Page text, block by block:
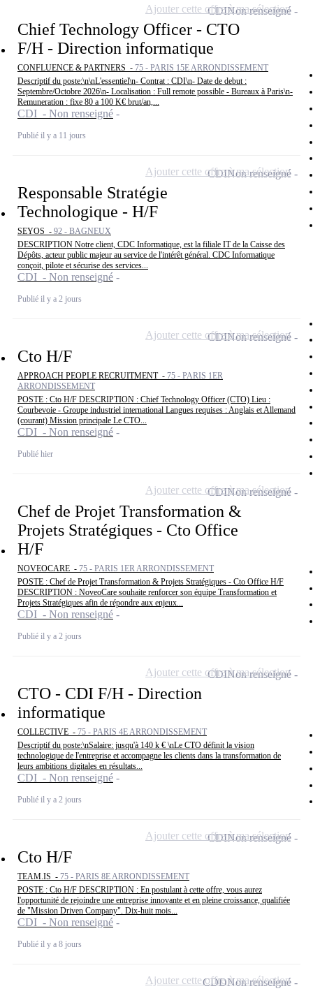
Chief Technology Officer - CTO
F/H - Direction informatique
CONFLUENCE & PARTNERS - 75 - PARIS 15E ARRONDISSEMENT
Descriptif du poste:\n\nL'essentiel\n- Contrat : CDI\n- Date de debut :
Septembre/Octobre 2026\n- Localisation : Full remote possible - Bureaux à Paris\n-
Remuneration : fixe 80 a 100 K€ brut/an,...
CDI - Non renseigné
Publié il y a 11 jours
CDINon renseigné
Ajouter cette offre à ma sélection
Responsable Stratégie
Technologique - H/F
SEYOS - 92 - BAGNEUX
DESCRIPTION Notre client, CDC Informatique, est la filiale IT de la Caisse des
Dépôts, acteur public majeur au service de l'intérêt général. CDC Informatique
conçoit, pilote et sécurise des services...
CDI - Non renseigné
Publié il y a 2 jours
CDINon renseigné
Ajouter cette offre à ma sélection
Cto H/F
APPROACH PEOPLE RECRUITMENT - 75 - PARIS 1ER
ARRONDISSEMENT
POSTE : Cto H/F DESCRIPTION : Chief Technology Officer (CTO) Lieu :
Courbevoie - Groupe industriel international Langues requises : Anglais et Allemand
(courant) Mission principale Le CTO...
CDI - Non renseigné
Publié hier
CDINon renseigné
Ajouter cette offre à ma sélection
Chef de Projet Transformation &
Projets Stratégiques - Cto Office
H/F
NOVEOCARE - 75 - PARIS 1ER ARRONDISSEMENT
POSTE : Chef de Projet Transformation & Projets Stratégiques - Cto Office H/F
DESCRIPTION : NoveoCare souhaite renforcer son équipe Transformation et
Projets Stratégiques afin de répondre aux enjeux...
CDI - Non renseigné
Publié il y a 2 jours
CDINon renseigné
Ajouter cette offre à ma sélection
CTO - CDI F/H - Direction
informatique
COLLECTIVE - 75 - PARIS 4E ARRONDISSEMENT
Descriptif du poste:\nSalaire: jusqu'à 140 k € \nLe CTO définit la vision
technologique de l'entreprise et accompagne les clients dans la transformation de
leurs ambitions digitales en résultats...
CDI - Non renseigné
Publié il y a 2 jours
CDINon renseigné
Ajouter cette offre à ma sélection
Cto H/F
TEAM.IS - 75 - PARIS 8E ARRONDISSEMENT
POSTE : Cto H/F DESCRIPTION : En postulant à cette offre, vous aurez
l'opportunité de rejoindre une entreprise innovante et en pleine croissance, qualifiée
de "Mission Driven Company". Dix-huit mois...
CDI - Non renseigné
Publié il y a 8 jours
CDINon renseigné
Ajouter cette offre à ma sélection
CDDNon renseigné
Ajouter cette offre à ma sélection